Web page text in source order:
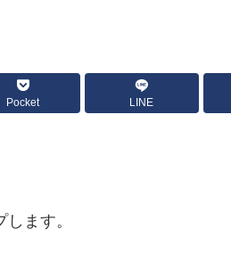
Pocket LINE
ます。